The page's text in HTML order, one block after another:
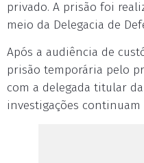
privado. A prisão foi
meio da Delegacia de
Após a audiência de
prisão temporária pelo
com a delegada titular
investigações